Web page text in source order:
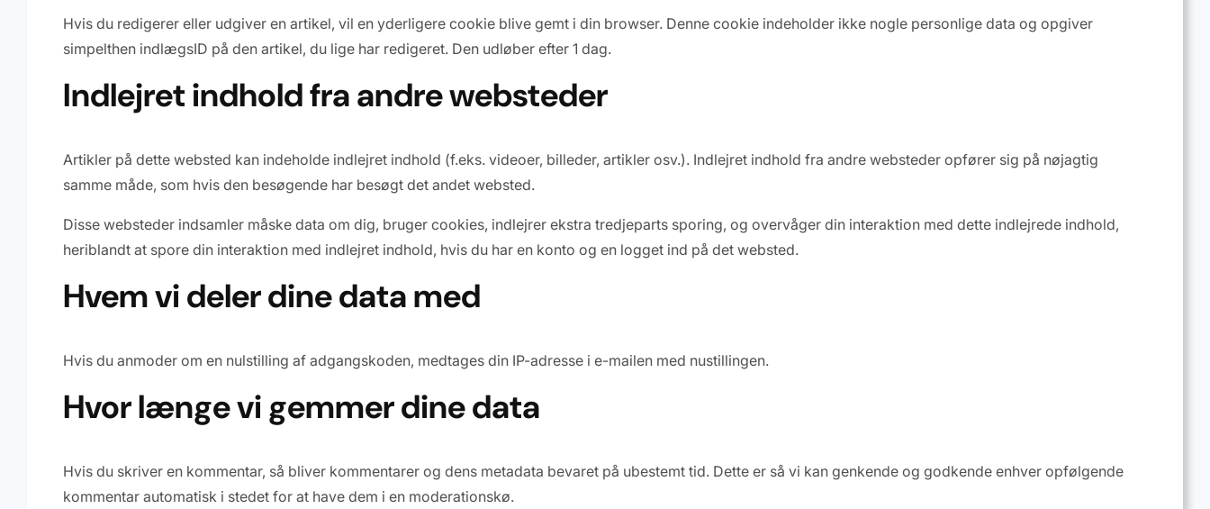
Hvis du redigerer eller udgiver en artikel, vil en yderligere cookie blive gemt i din browser. Denne cookie indeholder ikke nogle personlige data og opgiver
simpelthen indlægsID på den artikel, du lige har redigeret. Den udløber efter 1 dag.
Indlejret indhold fra andre websteder
Artikler på dette websted kan indeholde indlejret indhold (f.eks. videoer, billeder, artikler osv.). Indlejret indhold fra andre websteder opfører sig på nøjagtig
samme måde, som hvis den besøgende har besøgt det andet websted.
Disse websteder indsamler måske data om dig, bruger cookies, indlejrer ekstra tredjeparts sporing, og overvåger din interaktion med dette indlejrede indhold,
heriblandt at spore din interaktion med indlejret indhold, hvis du har en konto og en logget ind på det websted.
Hvem vi deler dine data med
Hvis du anmoder om en nulstilling af adgangskoden, medtages din IP-adresse i e-mailen med nustillingen.
Hvor længe vi gemmer dine data
Hvis du skriver en kommentar, så bliver kommentarer og dens metadata bevaret på ubestemt tid. Dette er så vi kan genkende og godkende enhver opfølgende
kommentar automatisk i stedet for at have dem i en moderationskø.